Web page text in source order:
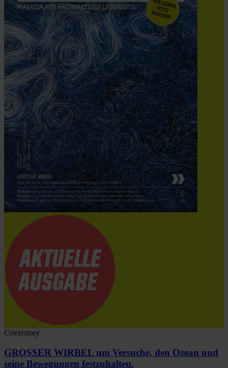
Coverstory
GROSSER WIRBEL um Versuche, den Ozean und
seine Bewegungen festzuhalten.